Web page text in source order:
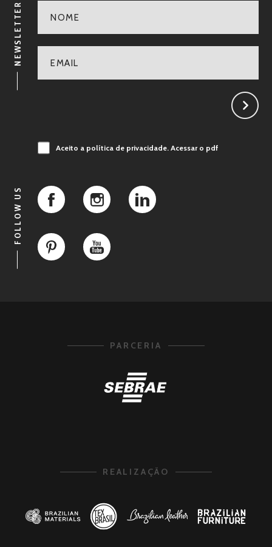
NEWSLETTER
Aceito a política de privacidade.Acessar o pdf
FOLLOW US
PARCERIA
REALIZAÇÃO